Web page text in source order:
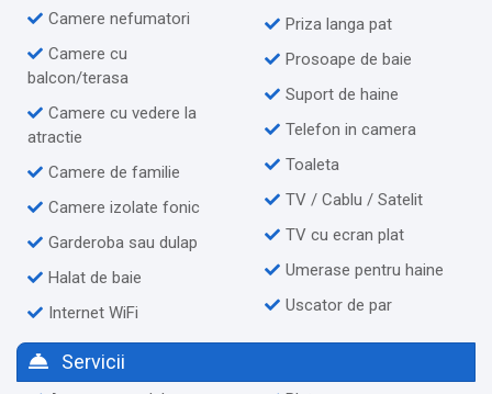
Camere nefumatori
Camere cu
balcon/terasa
Camere cu vedere la
atractie
Camere de familie
Camere izolate fonic
Garderoba sau dulap
Halat de baie
Internet WiFi
Priza langa pat
Prosoape de baie
Suport de haine
Telefon in camera
Toaleta
TV / Cablu / Satelit
TV cu ecran plat
Umerase pentru haine
Uscator de par
Servicii